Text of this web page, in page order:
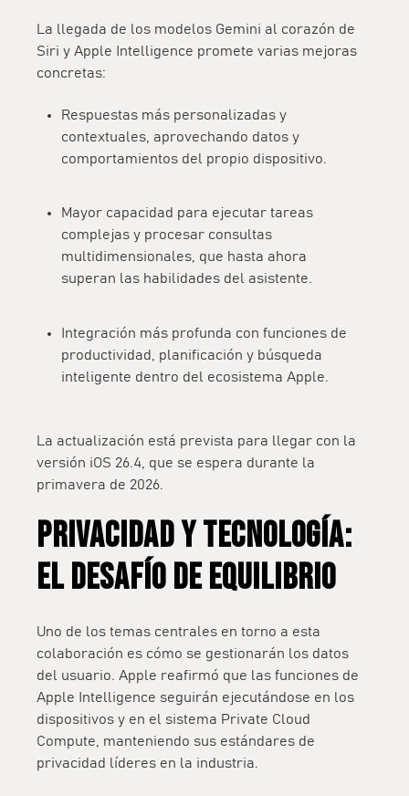
La llegada de los modelos Gemini al corazón de
Siri y Apple Intelligence promete varias mejoras
concretas:
Respuestas más personalizadas y
contextuales , aprovechando datos y
comportamientos del propio dispositivo.
Mayor capacidad para ejecutar tareas
complejas y procesar consultas
multidimensionales, que hasta ahora
superan las habilidades del asistente.
Integración más profunda con funciones de
productividad, planificación y búsqueda
inteligente dentro del ecosistema Apple.
La actualización está prevista para llegar con la
versión iOS 26.4 , que se espera durante la
primavera de 2026.
PRIVACIDAD Y TECNOLOGÍA:
EL DESAFÍO DE EQUILIBRIO
Uno de los temas centrales en torno a esta
colaboración es cómo se gestionarán los datos
del usuario. Apple reafirmó que las funciones de
Apple Intelligence seguirán ejecutándose en los
dispositivos y en el sistema Private Cloud
Compute , manteniendo sus estándares de
privacidad líderes en la industria.